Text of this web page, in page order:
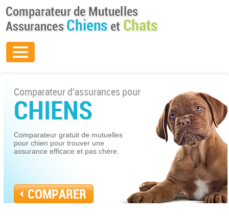
Comparateur d'assurances pour
CHIENS
Comparateur gratuit de mutuelles
pour chien pour trouver une
assurance efficace et pas chère.
COMPARER